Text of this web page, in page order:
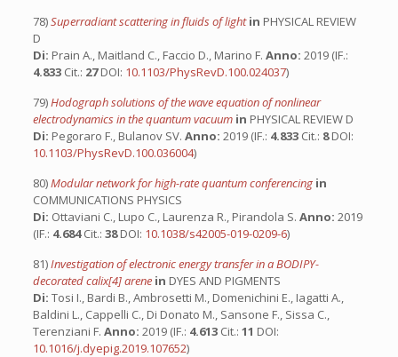
78)Superradiant scattering in fluids of lightin PHYSICAL REVIEW
D
Di: Prain A., Maitland C., Faccio D., Marino F. Anno: 2019 (IF.:
4.833 Cit.: 27DOI: 10.1103/PhysRevD.100.024037)
79)Hodograph solutions of the wave equation of nonlinear
electrodynamics in the quantum vacuum in PHYSICAL REVIEW D
Di: Pegoraro F., Bulanov SV. Anno: 2019 (IF.: 4.833 Cit.: 8DOI:
10.1103/PhysRevD.100.036004)
80)Modular network for high-rate quantum conferencing in
COMMUNICATIONS PHYSICS
Di: Ottaviani C., Lupo C., Laurenza R., Pirandola S. Anno: 2019
(IF.: 4.684Cit.: 38DOI: 10.1038/s42005-019-0209-6)
81)Investigation of electronic energy transfer in a BODIPY-
decorated calix[4] arene in DYES AND PIGMENTS
Di: Tosi I., Bardi B., Ambrosetti M., Domenichini E., Iagatti A.,
Baldini L., Cappelli C., Di Donato M., Sansone F., Sissa C.,
Terenziani F. Anno: 2019 (IF.: 4.613 Cit.: 11 DOI:
10.1016/j.dyepig.2019.107652)